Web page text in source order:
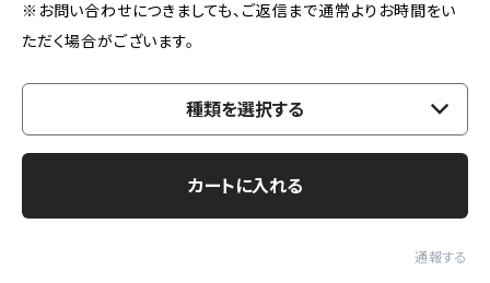
※お問い合わせにつきましても、ご返信まで通常よりお時間をい
ただく場合がございます。
種類を選択する
カートに入れる
通報する